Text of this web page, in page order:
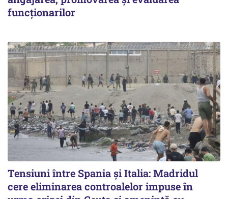
funcționarilor
Tensiuni între Spania și Italia: Madridul
cere eliminarea controalelor impuse în